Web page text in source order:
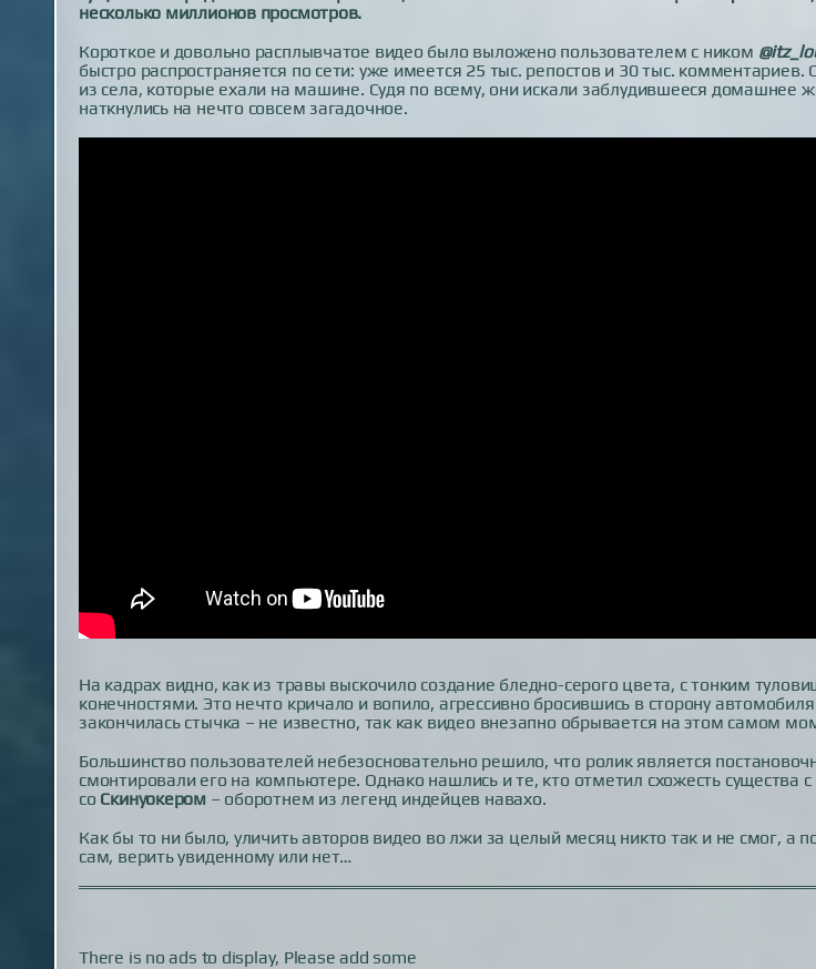
несколько миллионов просмотров.
Короткое и довольно расплывчатое видео было выложено пользователем с ником
быстро распространяется по сети: уже имеется 25 тыс. репостов и 30 тыс.
из села, которые ехали на машине. Судя по всему, они искали заблудившееся домашнее
наткнулись на нечто совсем загадочное.
На кадрах видно, как из травы выскочило создание бледно-серого цвета, с тонким
конечностями. Это нечто кричало и вопило, агрессивно бросившись в сторону
закончилась стычка – не известно, так как видео внезапно обрывается на этом самом
Большинство пользователей небезосновательно решило, что ролик является
смонтировали его на компьютере. Однако нашлись и те, кто отметил схожесть существа
со Скинуокером – оборотнем из легенд индейцев навахо.
Как бы то ни было, уличить авторов видео во лжи за целый месяц никто так и не смог, а
сам, верить увиденному или нет…
There is no ads to display, Please add some